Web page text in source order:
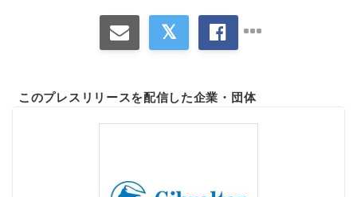
このプレスリリースを配信した企業・団体